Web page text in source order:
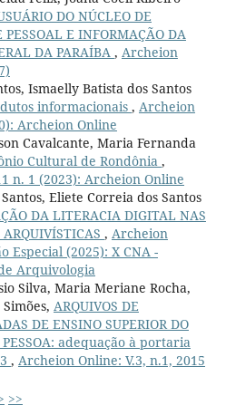
DO NÚCLEO DE
PESSOAL E INFORMAÇÃO DA
DA PARAÍBA , Archeion
Ismaelly Batista dos Santos
informacionais , Archeion
Archeion Online
Cavalcante, Maria Fernanda
Cultural de Rondônia ,
n. 1 (2023): Archeion Online
Eliete Correia dos Santos
DA LITERACIA DIGITAL NAS
, Archeion
Especial (2025): X CNA -
Arquivologia
Silva, Maria Meriane Rocha,
ARQUIVOS DE
DE ENSINO SUPERIOR DO
PESSOA: adequação à portaria
, Archeion Online: V.3, n.1, 2015
>>